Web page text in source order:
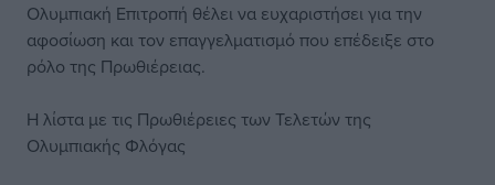
Ολυμπιακή Επιτροπή θέλει να ευχαριστήσει για την
αφοσίωση και τον επαγγελματισμό που επέδειξε στο
ρόλο της Πρωθιέρειας.
Η λίστα με τις Πρωθιέρειες των Τελετών της
Ολυμπιακής Φλόγας